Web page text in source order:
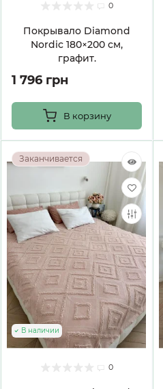
0
Покрывало Diamond
Nordic 180×200 см,
графит.
1 796 грн
В корзину
Заканчивается
0
В наличии